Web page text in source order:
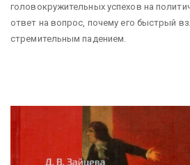
головокружительных успехов на
ответ на вопрос, почему его быстрый
стремительным падением.